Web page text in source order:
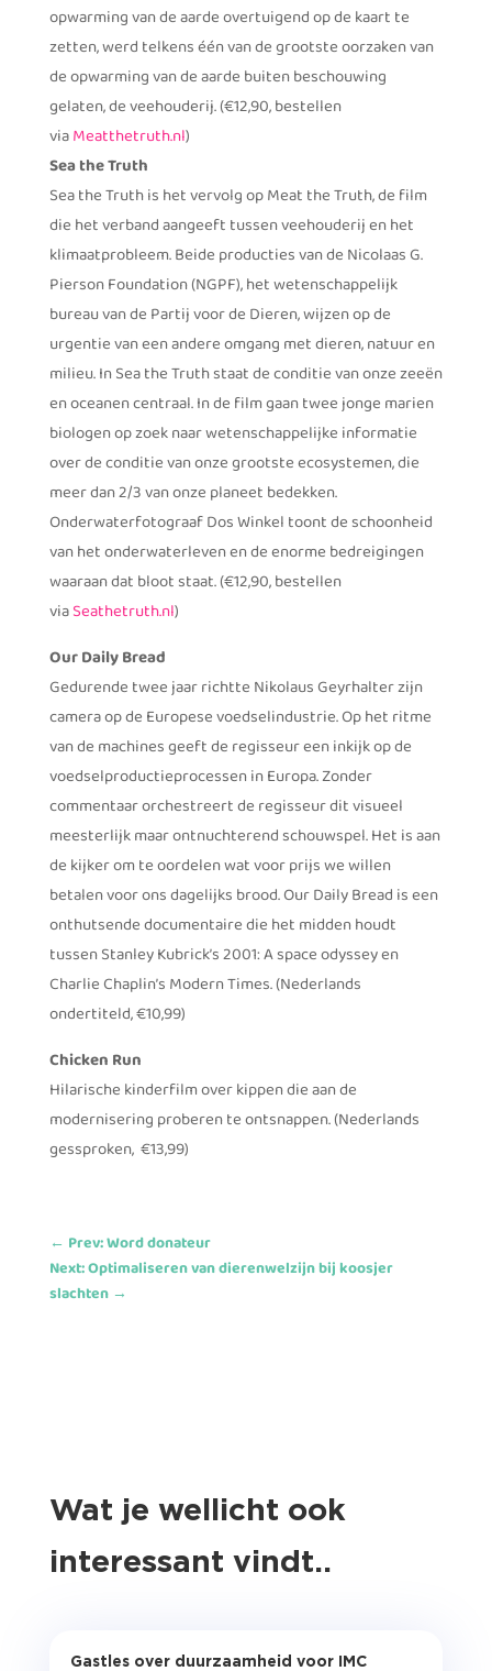
opwarming van de aarde overtuigend op de kaart te
zetten, werd telkens één van de grootste oorzaken van
de opwarming van de aarde buiten beschouwing
gelaten, de veehouderij. (€12,90, bestellen
viaMeatthetruth.nl)
Sea the Truth
Sea the Truth is het vervolg op Meat the Truth, de film
die het verband aangeeft tussen veehouderij en het
klimaatprobleem. Beide producties van de Nicolaas G.
Pierson Foundation (NGPF), het wetenschappelijk
bureau van de Partij voor de Dieren, wijzen op de
urgentie van een andere omgang met dieren, natuur en
milieu. In Sea the Truth staat de conditie van onze zeeën
en oceanen centraal. In de film gaan twee jonge marien
biologen op zoek naar wetenschappelijke informatie
over de conditie van onze grootste ecosystemen, die
meer dan 2/3 van onze planeet bedekken.
Onderwaterfotograaf Dos Winkel toont de schoonheid
van het onderwaterleven en de enorme bedreigingen
waaraan dat bloot staat. (€12,90, bestellen
viaSeathetruth.nl)
Our Daily Bread
Gedurende twee jaar richtte Nikolaus Geyrhalter zijn
camera op de Europese voedselindustrie. Op het ritme
van de machines geeft de regisseur een inkijk op de
voedselproductieprocessen in Europa. Zonder
commentaar orchestreert de regisseur dit visueel
meesterlijk maar ontnuchterend schouwspel. Het is aan
de kijker om te oordelen wat voor prijs we willen
betalen voor ons dagelijks brood. Our Daily Bread is een
onthutsende documentaire die het midden houdt
tussen Stanley Kubrick’s 2001: A space odyssey en
Charlie Chaplin’s Modern Times. (Nederlands
ondertiteld, €10,99)
Chicken Run
Hilarische kinderfilm over kippen die aan de
modernisering proberen te ontsnappen. (Nederlands
gessproken, €13,99)
← Prev: Word donateur
Next: Optimaliseren van dierenwelzijn bij koosjer
slachten→
Wat je wellicht ook
interessant vindt..
Gastles over duurzaamheid voor IMC